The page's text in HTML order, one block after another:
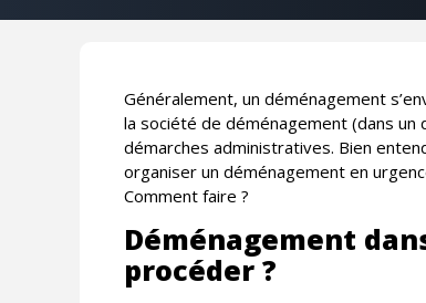
Généralement, un déménagement
la société de déménagement (dans un
démarches administratives. Bien
organiser un déménagement en
Comment faire ?
Déménagement
procéder ?